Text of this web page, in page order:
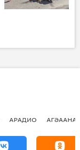
АРАДИО